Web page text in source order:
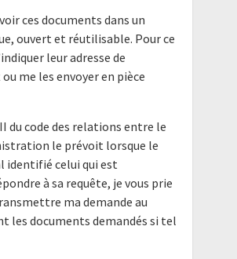
ces documents dans un
ouvert et réutilisable. Pour ce
leur adresse de
me les envoyer en pièce
du code des relations entre le
le prévoit lorsque le
identifié celui qui est
à sa requête, je vous prie
ma demande au
les documents demandés si tel